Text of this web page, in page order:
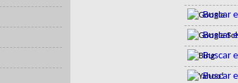
Buscar
Buscar
Buscar
Buscar